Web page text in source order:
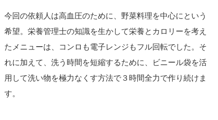
今回の依頼人は高血圧のために、野菜料理を中心にという
希望。栄養管理士の知識を生かして栄養とカロリーを考え
たメニューは、コンロも電子レンジもフル回転でした。そ
れに加えて、洗う時間を短縮するために、ビニール袋を活
用して洗い物を極力なくす方法で３時間全力で作り続けま
す。